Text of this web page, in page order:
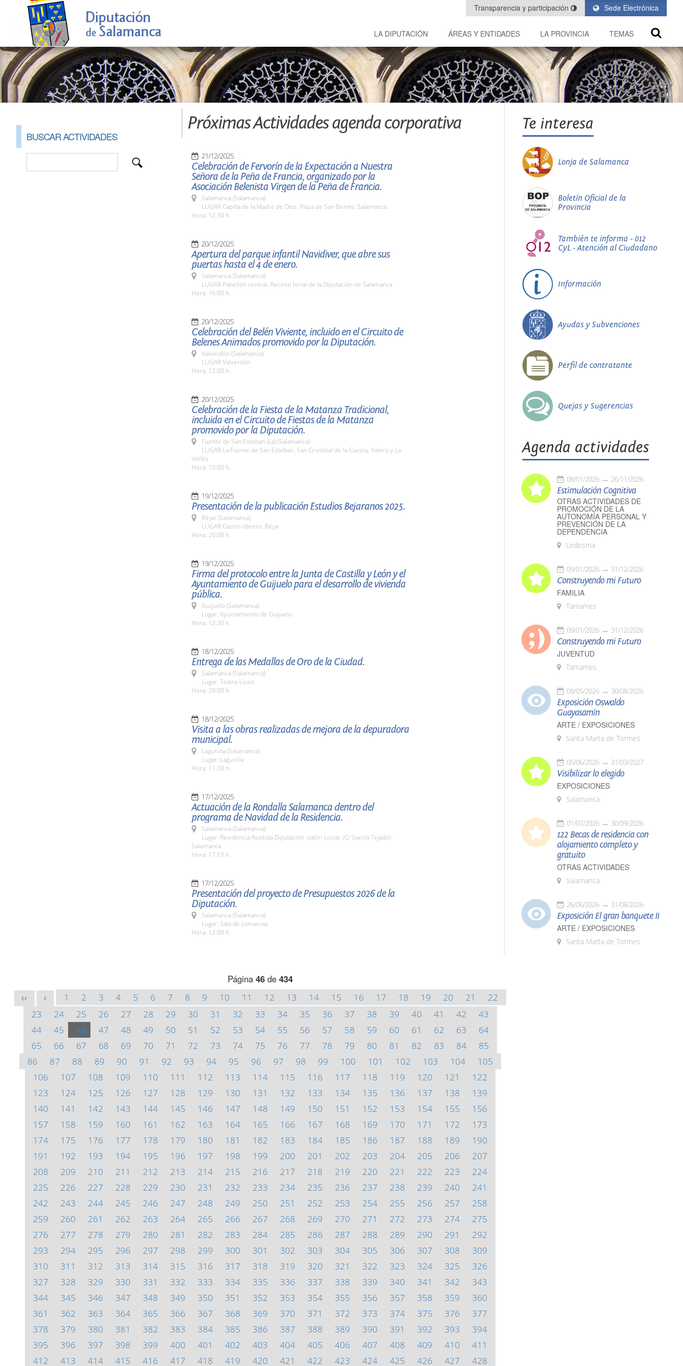
Sede Electrónica
Transparencia y participación
LA DIPUTACIÓN ÁREAS Y ENTIDADES LA PROVINCIA TEMAS
BUSCAR ACTIVIDADES
Próximas Actividades agenda corporativa
21/12/2025
Celebración de Fervorín de la Expectación a Nuestra
Señora de la Peña de Francia, organizado por la
Asociación Belenista Virgen de la Peña de Francia.
Salamanca (Salamanca)
LUGAR Capilla de la Madre de Dios. Plaza de San Benito. Salamanca.
Hora: 12.30 h.
20/12/2025
Apertura del parque infantil Navidiver, que abre sus
puertas hasta el 4 de enero.
Salamanca (Salamanca)
LUGAR Pabellón central. Recinto ferial de la Diputación de Salamanca
Hora: 16:00 h.
20/12/2025
Celebración del Belén Viviente, incluido en el Circuito de
Belenes Animados promovido por la Diputación.
Valverdón (Salamanca)
LUGAR Valverdón
Hora: 12:00 h.
20/12/2025
Celebración de la Fiesta de la Matanza Tradicional,
incluida en el Circuito de Fiestas de la Matanza
promovido por la Diputación.
Fuente de San Esteban (La) (Salamanca)
LUGAR La Fuente de San Esteban, San Cristóbal de la Cuesta, Valero y La
Vellés
Hora: 10:00 h.
19/12/2025
Presentación de la publicación Estudios Bejaranos 2025.
Béjar (Salamanca)
LUGAR Casino obrero. Béjar
Hora: 20:00 h.
19/12/2025
Firma del protocolo entre la Junta de Castilla y León y el
Ayuntamiento de Guijuelo para el desarrollo de vivienda
pública.
Guijuelo (Salamanca)
Lugar: Ayuntamiento de Guijuelo
Hora: 12:30 h.
18/12/2025
Entrega de las Medallas de Oro de la Ciudad.
Salamanca (Salamanca)
Lugar: Teatro Liceo
Hora: 20:00 h.
18/12/2025
Visita a las obras realizadas de mejora de la depuradora
municipal.
Lagunilla (Salamanca)
Lugar: Lagunilla
Hora: 11:30 h.
17/12/2025
Actuación de la Rondalla Salamanca dentro del
programa de Navidad de la Residencia.
Salamanca (Salamanca)
Lugar: Residencia Asistida Diputación -salón social- (C/ García Tejado)
Salamanca
Hora: 17:15 h.
17/12/2025
Presentación del proyecto de Presupuestos 2026 de la
Diputación.
Salamanca (Salamanca)
Lugar: Sala de comarcas
Hora: 12:00 h.
Página 46 de 434
<< < 1 2 3 4 5 6 7 8 9 10 11 12 13 14 15 16 17 18 19 20 21
22
23
24 25 26 27 28 29 30 31 32 33 34 35 36 37 38 39 40 41 42
43
44
45 46 47 48 49 50 51 52 53 54 55 56 57 58 59 60 61 62 63
64
65
66 67 68 69 70 71 72 73 74 75 76 77 78 79 80 81 82 83 84
85
86
87 88 89 90 91 92 93 94 95 96 97 98 99 100 101 102 103 104
105
106
107 108 109 110 111 112 113 114 115 116 117 118 119 120 121
122
123
124 125 126 127 128 129 130 131 132 133 134 135 136 137 138
139
140
141 142 143 144 145 146 147 148 149 150 151 152 153 154 155
156
157
158 159 160 161 162 163 164 165 166 167 168 169 170 171 172
173
174
175 176 177 178 179 180 181 182 183 184 185 186 187 188 189
190
191
192 193 194 195 196 197 198 199 200 201 202 203 204 205 206
207
208
209 210 211 212 213 214 215 216 217 218 219 220 221 222 223
224
225
226 227 228 229 230 231 232 233 234 235 236 237 238 239 240
241
242
243 244 245 246 247 248 249 250 251 252 253 254 255 256 257
258
259
260 261 262 263 264 265 266 267 268 269 270 271 272 273 274
275
276
277 278 279 280 281 282 283 284 285 286 287 288 289 290 291
292
293
294 295 296 297 298 299 300 301 302 303 304 305 306 307 308
309
310
311 312 313 314 315 316 317 318 319 320 321 322 323 324 325
326
327
328 329 330 331 332 333 334 335 336 337 338 339 340 341 342
343
344
345 346 347 348 349 350 351 352 353 354 355 356 357 358 359
360
361
362 363 364 365 366 367 368 369 370 371 372 373 374 375 376
377
378
379 380 381 382 383 384 385 386 387 388 389 390 391 392 393
394
395
396 397 398 399 400 401 402 403 404 405 406 407 408 409 410
411
412
413 414 415 416 417 418 419 420 421 422 423 424 425 426 427 428
Te interesa
Lonja de Salamanca
Boletín Oficial de la
Provincia
También te informa - 012
CyL - Atención al Ciudadano
Información
Ayudas y Subvenciones
Perfil de contratante
Quejas y Sugerencias
Agenda actividades
08/01/2026 26/11/2026
Estimulación Cognitiva
OTRAS ACTIVIDADES DE
PROMOCIÓN DE LA
AUTONOMÍA PERSONAL Y
PREVENCIÓN DE LA
DEPENDENCIA
Ledesma
09/01/2026 31/12/2026
Construyendo mi Futuro
FAMILIA
Tamames
09/01/2026 31/12/2026
Construyendo mi Futuro
JUVENTUD
Tamames
08/05/2026 30/08/2026
Exposición Oswaldo
Guayasamín
ARTE / EXPOSICIONES
Santa Marta de Tormes
05/06/2026 31/03/2027
Visibilizar lo elegido
EXPOSICIONES
Salamanca
01/07/2026 30/09/2026
122 Becas de residencia con
alojamiento completo y
gratuito
OTRAS ACTIVIDADES
Salamanca
26/06/2026 31/08/2026
Exposición El gran banquete II
ARTE / EXPOSICIONES
Santa Marta de Tormes